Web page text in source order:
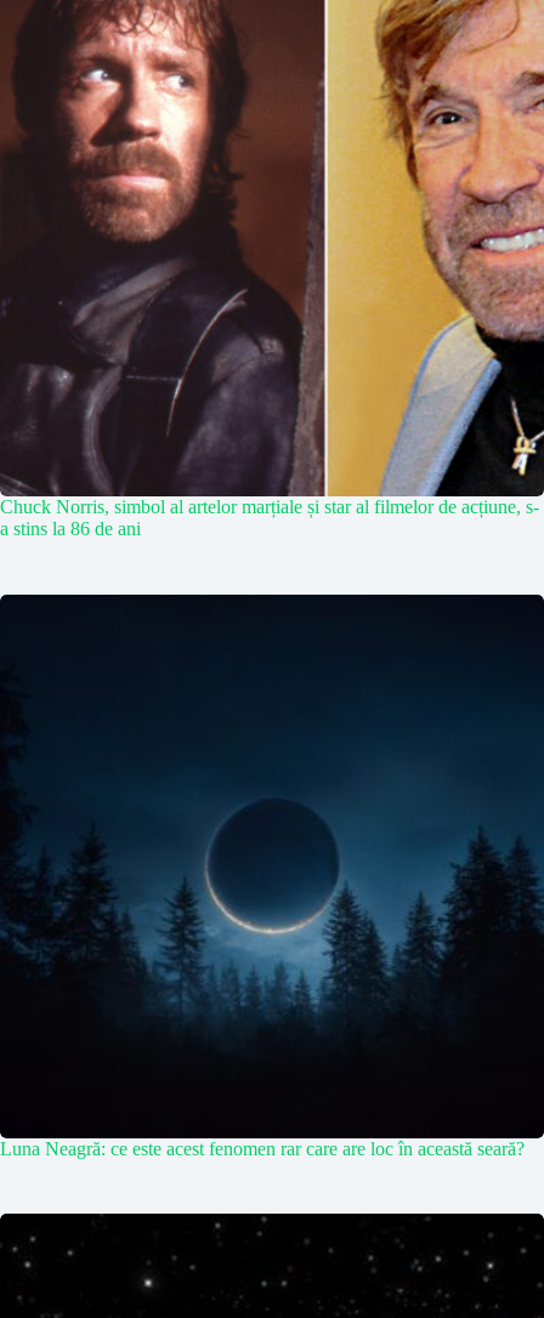
Chuck Norris, simbol al artelor marțiale și star al filmelor de acțiune, s-
a stins la 86 de ani
Luna Neagră: ce este acest fenomen rar care are loc în această seară?